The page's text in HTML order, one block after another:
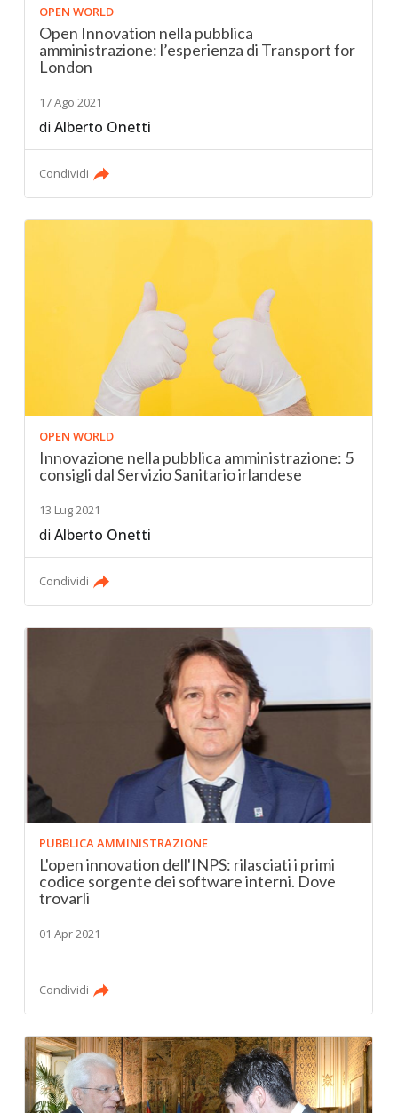
OPEN WORLD
Open Innovation nella pubblica
amministrazione: l’esperienza di Transport for
London
17 Ago 2021
diAlberto Onetti
Condividi
OPEN WORLD
Innovazione nella pubblica amministrazione: 5
consigli dal Servizio Sanitario irlandese
13 Lug 2021
diAlberto Onetti
Condividi
PUBBLICA AMMINISTRAZIONE
L'open innovation dell'INPS: rilasciati i primi
codice sorgente dei software interni. Dove
trovarli
01 Apr 2021
Condividi